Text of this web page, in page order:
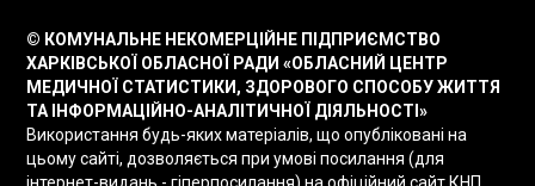
© КОМУНАЛЬНЕ НЕКОМЕРЦІЙНЕ ПІДПРИЄМСТВО
ХАРКІВСЬКОЇ ОБЛАСНОЇ РАДИ «ОБЛАСНИЙ ЦЕНТР
МЕДИЧНОЇ СТАТИСТИКИ, ЗДОРОВОГО СПОСОБУ ЖИТТЯ
ТА ІНФОРМАЦІЙНО-АНАЛІТИЧНОЇ ДІЯЛЬНОСТІ»
Використання будь-яких матеріалів, що опубліковані на
цьому сайті, дозволяється при умові посилання (для